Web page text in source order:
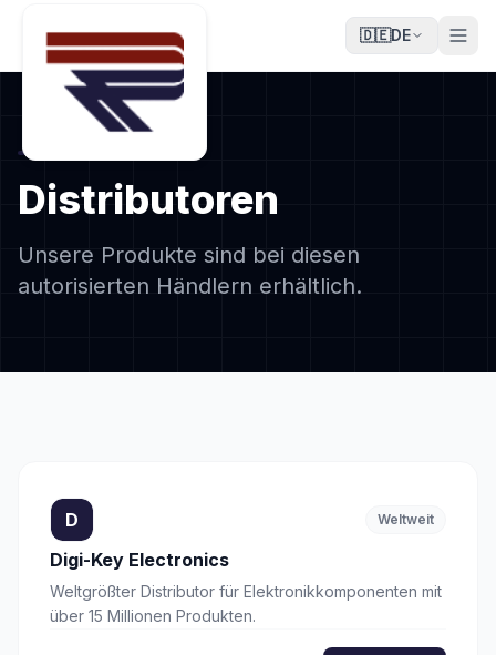
🇩🇪DE
Distributoren
Unsere Produkte sind bei diesen
autorisierten Händlern erhältlich.
D Weltweit
Digi-Key Electronics
Weltgrößter Distributor für Elektronikkomponenten mit
über 15 Millionen Produkten.